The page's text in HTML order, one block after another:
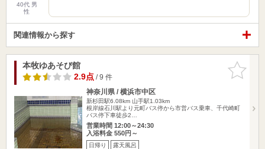
40代 男
性
関連情報から探す
お気に入
りに追加
本牧ゆあそび館
2.9点/ 9 件
神奈川県 / 横浜市中区
新杉田駅6.08km 山手駅1.03km
根岸線石川駅より元町バス停から市営バス乗車、千代崎町
バス停下車徒歩2…
営業時間 12:00～24:30
入浴料金 550円～
日帰り 露天風呂